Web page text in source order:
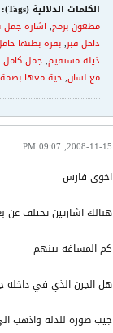
الكلمات الدلالية (Tags):
مطعون برمح, اشارة جمل
داخل قبر,بقرة بطنها
ذيله مستقيم,جمل كامل
مع لسان,حية معها بصمة
2008-11-15, 09:07 PM
اخوي فارس
هنالك اشارتين تختلف عن
كم المسافه بينهم
هل الجرن الذي في داخله
جيب صوره للدله واذهب